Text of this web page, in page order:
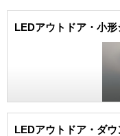
LEDアウトドア・小
LEDアウトドア・ダウ